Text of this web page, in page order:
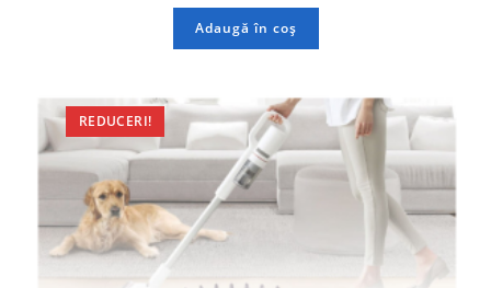
Adaugă în coș
REDUCERI!